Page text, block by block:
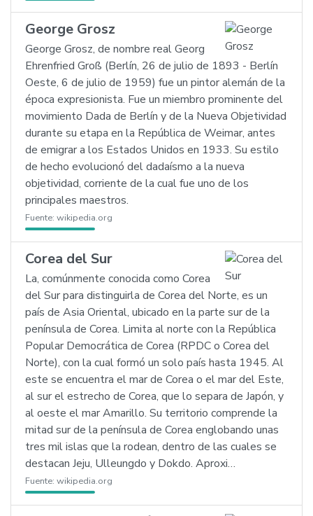
George Grosz
George Grosz, de nombre real Georg
Ehrenfried Groß (Berlín, 26 de julio de 1893 - Berlín
Oeste, 6 de julio de 1959) fue un pintor alemán de la
época expresionista. Fue un miembro prominente del
movimiento Dada de Berlín y de la Nueva Objetividad
durante su etapa en la República de Weimar, antes
de emigrar a los Estados Unidos en 1933. Su estilo
de hecho evolucionó del dadaísmo a la nueva
objetividad, corriente de la cual fue uno de los
principales maestros.
Fuente: wikipedia.org
Corea del Sur
La, comúnmente conocida como Corea
del Sur para distinguirla de Corea del Norte, es un
país de Asia Oriental, ubicado en la parte sur de la
península de Corea. Limita al norte con la República
Popular Democrática de Corea (RPDC o Corea del
Norte), con la cual formó un solo país hasta 1945. Al
este se encuentra el mar de Corea o el mar del Este,
al sur el estrecho de Corea, que lo separa de Japón, y
al oeste el mar Amarillo. Su territorio comprende la
mitad sur de la península de Corea englobando unas
tres mil islas que la rodean, dentro de las cuales se
destacan Jeju, Ulleungdo y Dokdo. Aproxi…
Fuente: wikipedia.org